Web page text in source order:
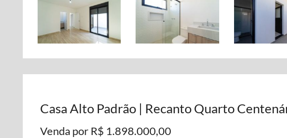
Casa Alto Padrão | Recanto Quarto
Venda por R$ 1.898.000,00